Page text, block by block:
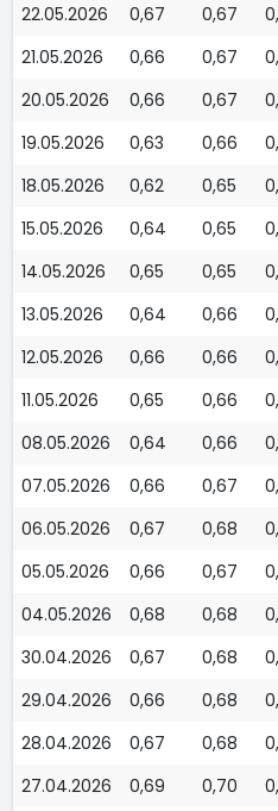
22.05.2026 0,67 0,67
21.05.2026
0,66 0,67
20.05.2026
0,66 0,67
19.05.2026
0,63 0,66
18.05.2026
0,62 0,65
15.05.2026
0,64 0,65
14.05.2026
0,65 0,65
13.05.2026
0,64 0,66
12.05.2026
0,66 0,66
11.05.2026
0,65 0,66
08.05.2026
0,64 0,66
07.05.2026
0,66 0,67
06.05.2026
0,67 0,68
05.05.2026
0,66 0,67
04.05.2026
0,68 0,68
30.04.2026
0,67 0,68
29.04.2026
0,66 0,68
28.04.2026
0,67 0,68
27.04.2026
0,69 0,70